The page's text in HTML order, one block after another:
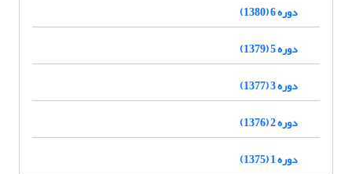
دوره 6 (1380)
دوره 5 (1379)
دوره 3 (1377)
دوره 2 (1376)
دوره 1 (1375)